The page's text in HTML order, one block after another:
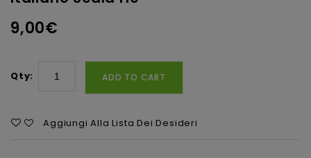
9,00€
Qty: ADD TO CART
Aggiungi Alla Lista Dei Desideri